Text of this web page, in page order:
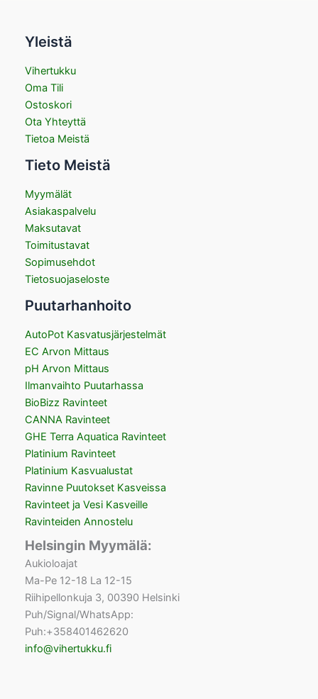
Yleistä
Vihertukku
Oma Tili
Ostoskori
Ota Yhteyttä
Tietoa Meistä
Tieto Meistä
Myymälät
Asiakaspalvelu
Maksutavat
Toimitustavat
Sopimusehdot
Tietosuojaseloste
Puutarhanhoito
AutoPot Kasvatusjärjestelmät
EC Arvon Mittaus
pH Arvon Mittaus
Ilmanvaihto Puutarhassa
BioBizz Ravinteet
CANNA Ravinteet
GHE Terra Aquatica Ravinteet
Platinium Ravinteet
Platinium Kasvualustat
Ravinne Puutokset Kasveissa
Ravinteet ja Vesi Kasveille
Ravinteiden Annostelu
Helsingin Myymälä:
Aukioloajat
Ma-Pe 12-18 La 12-15
Riihipellonkuja 3, 00390 Helsinki
Puh/Signal/WhatsApp:
Puh:+358401462620
info@vihertukku.fi